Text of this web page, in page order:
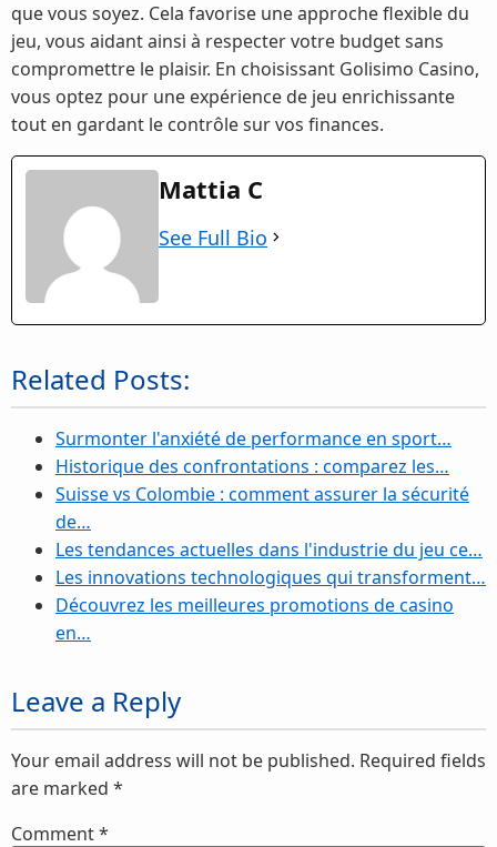
que vous soyez. Cela favorise une approche flexible du
jeu, vous aidant ainsi à respecter votre budget sans
compromettre le plaisir. En choisissant Golisimo Casino,
vous optez pour une expérience de jeu enrichissante
tout en gardant le contrôle sur vos finances.
Mattia C
See Full Bio
Related Posts:
Surmonter l'anxiété de performance en sport…
Historique des confrontations : comparez les…
Suisse vs Colombie : comment assurer la sécurité
de…
Les tendances actuelles dans l'industrie du jeu ce…
Les innovations technologiques qui transforment…
Découvrez les meilleures promotions de casino
en…
Leave a Reply
Your email address will not be published. Required fields
are marked *
Comment*